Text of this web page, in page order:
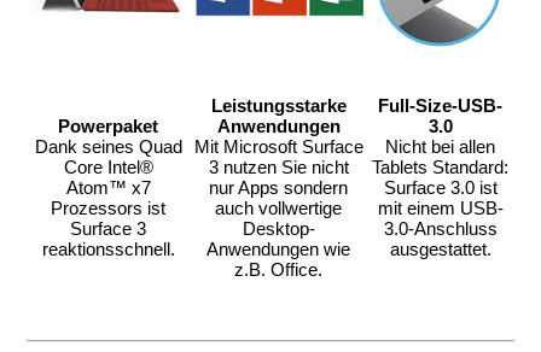
Powerpaket
Dank seines Quad
Core Intel®
Atom™ x7
Prozessors ist
Surface 3
reaktionsschnell.
Leistungsstarke
Anwendungen
Mit Microsoft Surface
3 nutzen Sie nicht
nur Apps sondern
auch vollwertige
Desktop-
Anwendungen wie
z.B. Office.
Full-Size-USB-
3.0
Nicht bei allen
Tablets Standard:
Surface 3.0 ist
mit einem USB-
3.0-Anschluss
ausgestattet.